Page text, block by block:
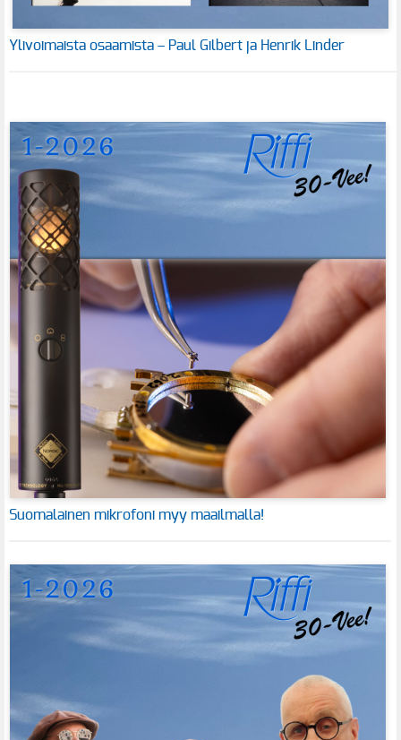
Ylivoimaista osaamista – Paul Gilbert ja Henrik Linder
Suomalainen mikrofoni myy maailmalla!